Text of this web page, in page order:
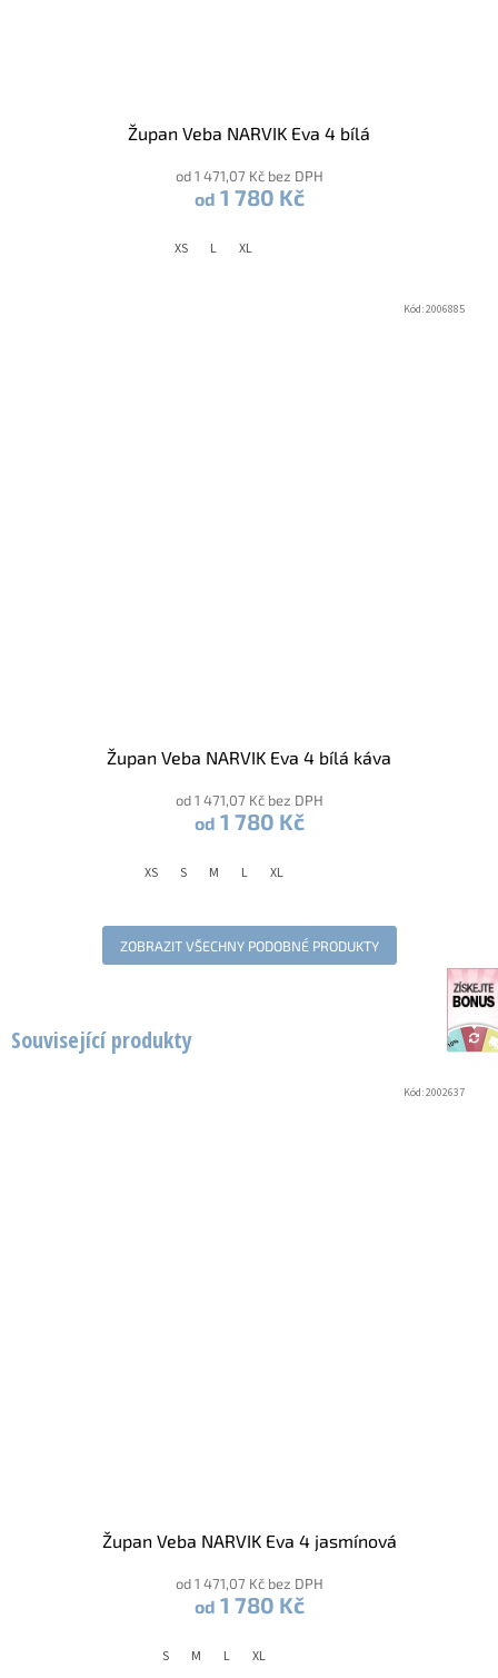
Související produkty
Župan Veba NARVIK Eva 4 jasmínová
od 1 471,07 Kč bez DPH
od 1 780 Kč
S M L XL
Kód:2002637
Župan Veba NARVIK Eva 4 bílá
od 1 471,07 Kč bez DPH
od 1 780 Kč
XS L XL
Župan Veba NARVIK Eva 4 bílá káva
od 1 471,07 Kč bez DPH
od 1 780 Kč
XS S M L XL
Kód:2006885
ZOBRAZIT VŠECHNY PODOBNÉ PRODUKTY